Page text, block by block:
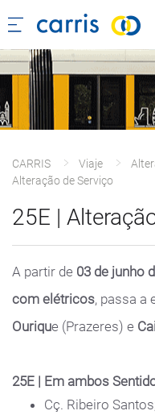
CARRIS Viaje
Alteração de Serviço
25E |
A partir de 03 de junho
com elétricos, passa a
Ourique (Prazeres) e
25E | Em ambos
Cç. Ribeiro